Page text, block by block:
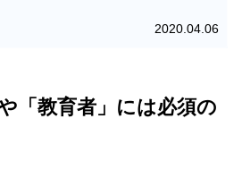
2020.04.06
「教育者」には必須の